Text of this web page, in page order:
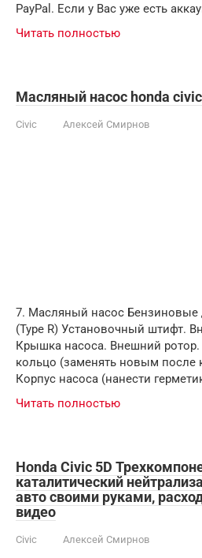
PayPal. Если у Вас уже есть
Читать полностью
Масляный насос honda
Civic Алексей Смирнов
7. Масляный насос Бензиновые
(Type R) Установочный штифт.
Крышка насоса. Внешний ротор.
кольцо (заменять новым после
Корпус насоса (нанести
Читать полностью
Honda Civic 5D
каталитический
авто своими руками,
видео
Civic Алексей Смирнов